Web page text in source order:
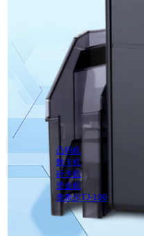
凸码机
数卡机
碎卡机
烫金机
奥希尔TJ-100